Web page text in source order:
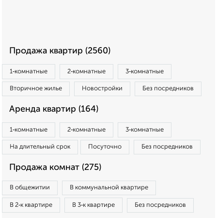
Продажа квартир (2560)
1‑комнатные 2‑комнатные 3‑комнатные
Вторичное жилье Новостройки Без посредников
Аренда квартир (164)
1‑комнатные 2‑комнатные 3‑комнатные
На длительный срок Посуточно Без посредников
Продажа комнат (275)
В общежитии В коммунальной квартире
В 2‑к квартире В 3‑к квартире Без посредников